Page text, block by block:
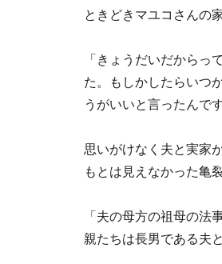
ときどきマユコさんの
「きょうだいだからっ
た。もしかしたらいつ
うがいいと言ったんです
思いがけなく夫と実家
もとは見えなかった亀
「夫の母方の祖母の法
親たちは長男である夫